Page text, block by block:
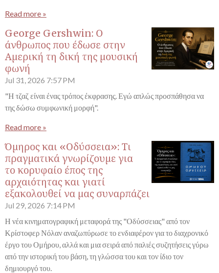
Read more »
George Gershwin: Ο
άνθρωπος που έδωσε στην
Αμερική τη δική της μουσική
φωνή
Jul 31, 2026 7:57 PM
"Η τζαζ είναι ένας τρόπος έκφρασης. Εγώ απλώς προσπάθησα να
της δώσω συμφωνική μορφή".
Read more »
Όμηρος και «Οδύσσεια»: Τι
πραγματικά γνωρίζουμε για
το κορυφαίο έπος της
αρχαιότητας και γιατί
εξακολουθεί να μας συναρπάζει
Jul 29, 2026 7:14 PM
Η νέα κινηματογραφική μεταφορά της "Οδύσσειας" από τον
Κρίστοφερ Νόλαν αναζωπύρωσε το ενδιαφέρον για το διαχρονικό
έργο του Ομήρου, αλλά και μια σειρά από παλιές συζητήσεις γύρω
από την ιστορική του βάση, τη γλώσσα του και τον ίδιο τον
δημιουργό του.